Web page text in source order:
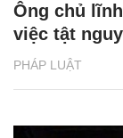
PHÁP LUẬT
Ông chủ
việc tật